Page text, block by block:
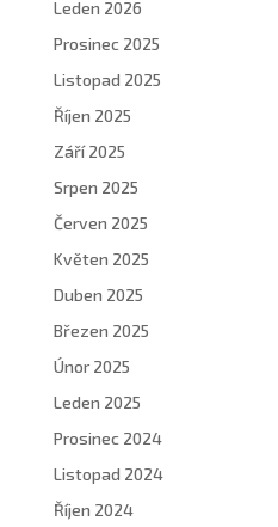
Leden 2026
Prosinec 2025
Listopad 2025
Říjen 2025
Září 2025
Srpen 2025
Červen 2025
Květen 2025
Duben 2025
Březen 2025
Únor 2025
Leden 2025
Prosinec 2024
Listopad 2024
Říjen 2024